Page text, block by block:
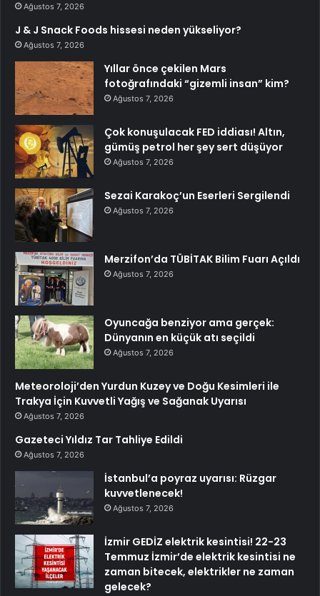
Ağustos 7, 2026
J & J Snack Foods hissesi neden yükseliyor?
Ağustos 7, 2026
Yıllar önce çekilen Mars
fotoğrafındaki “gizemli insan” kim?
Ağustos 7, 2026
Çok konuşulacak FED iddiası! Altın,
gümüş petrol her şey sert düşüyor
Ağustos 7, 2026
Sezai Karakoç’un Eserleri Sergilendi
Ağustos 7, 2026
Merzifon’da TÜBİTAK Bilim Fuarı Açıldı
Ağustos 7, 2026
Oyuncağa benziyor ama gerçek:
Dünyanın en küçük atı seçildi
Ağustos 7, 2026
Meteoroloji’den Yurdun Kuzey ve Doğu Kesimleri ile
Trakya İçin Kuvvetli Yağış ve Sağanak Uyarısı
Ağustos 7, 2026
Gazeteci Yıldız Tar Tahliye Edildi
Ağustos 7, 2026
İstanbul’a poyraz uyarısı: Rüzgar
kuvvetlenecek!
Ağustos 7, 2026
İzmir GEDİZ elektrik kesintisi! 22-23
Temmuz İzmir’de elektrik kesintisi ne
zaman bitecek, elektrikler ne zaman
gelecek?